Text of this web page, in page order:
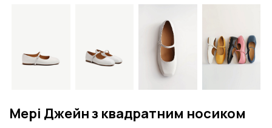
Мері Джейн з квадратним носиком